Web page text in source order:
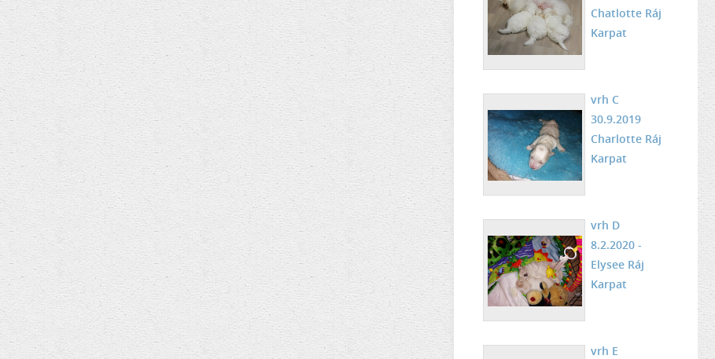
Chatlotte Ráj
Karpat
vrh C
30.9.2019
Charlotte Ráj
Karpat
vrh D
8.2.2020 -
Elysee Ráj
Karpat
vrh E